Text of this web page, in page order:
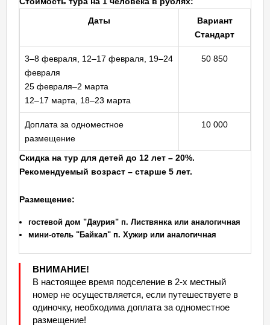
Даты
Вариант
Стандарт
3–8 февраля, 12–17 февраля, 19–24
февраля
25 февраля–2 марта
12–17 марта, 18–23 марта
50 850
Доплата за одноместное
размещение
10 000
Скидка на тур для детей до 12 лет – 20%.
Рекомендуемый возраст – старше 5 лет.
Размещение:
гостевой дом "Даурия" п. Листвянка или аналогичная
мини-отель "Байкал" п. Хужир или аналогичная
ВНИМАНИЕ!
В настоящее время подселение в 2-х местный
номер не осуществляется, если путешествуете в
одиночку, необходима доплата за одноместное
размещение!